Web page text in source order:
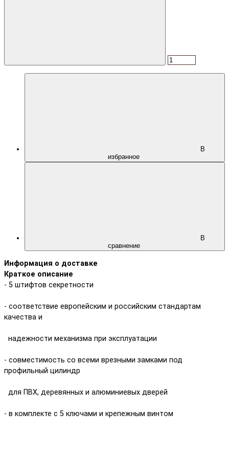
В
избранное
В
сравнение
Информация о доставке
Краткое описание
- 5 штифтов секретности
- соответствие европейским и российским стандартам
качества и
надежности механизма при эксплуатации
- совместимость со всеми врезными замками под
профильный цилиндр
для ПВХ, деревянных и алюминиевых дверей
- в комплекте с 5 ключами и крепежным винтом